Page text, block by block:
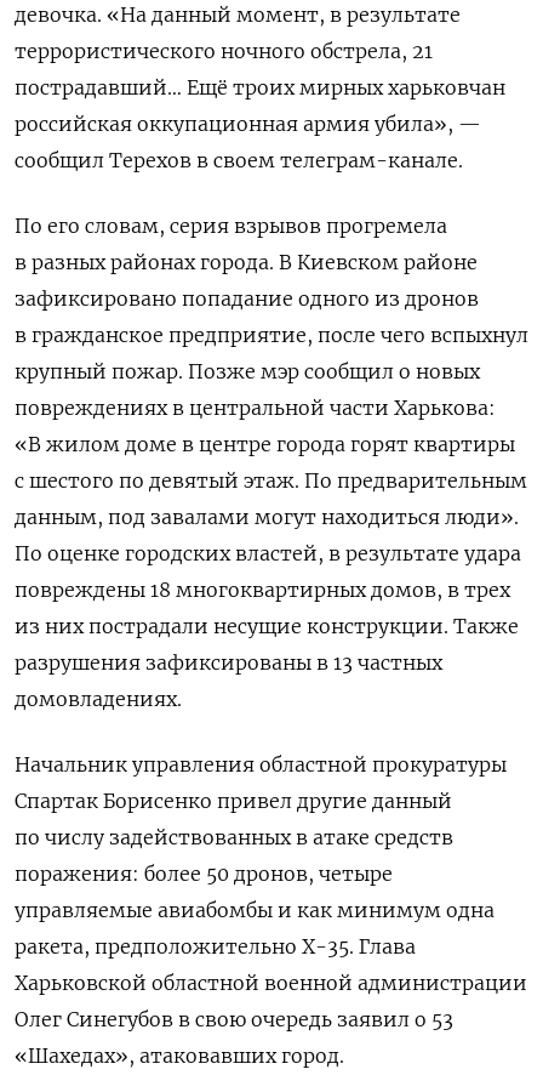
девочка. «На данный момент, в результате
террористического ночного обстрела, 21
пострадавший… Ещё троих мирных харьковчан
российская оккупационная армия убила», —
сообщил Терехов в своем телеграм-канале.
По его словам, серия взрывов прогремела
в разных районах города. В Киевском районе
зафиксировано попадание одного из дронов
в гражданское предприятие, после чего вспыхнул
крупный пожар. Позже мэр сообщил о новых
повреждениях в центральной части Харькова:
«В жилом доме в центре города горят квартиры
с шестого по девятый этаж. По предварительным
данным, под завалами могут находиться люди».
По оценке городских властей, в результате удара
повреждены 18 многоквартирных домов, в трех
из них пострадали несущие конструкции. Также
разрушения зафиксированы в 13 частных
домовладениях.
Начальник управления областной прокуратуры
Спартак Борисенко привел другие данный
по числу задействованных в атаке средств
поражения: более 50 дронов, четыре
управляемые авиабомбы и как минимум одна
ракета, предположительно Х-35. Глава
Харьковской областной военной администрации
Олег Синегубов в свою очередь заявил о 53
«Шахедах», атаковавших город.